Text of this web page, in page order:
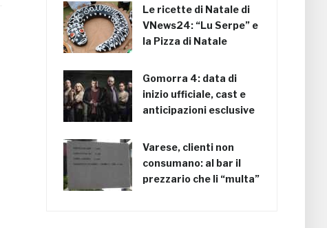
Le ricette di Natale di
VNews24: “Lu Serpe” e
la Pizza di Natale
Gomorra 4: data di
inizio ufficiale, cast e
anticipazioni esclusive
Varese, clienti non
consumano: al bar il
prezzario che li “multa”